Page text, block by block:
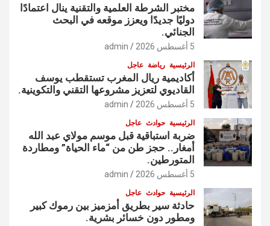
مختبر الشرطة العلمية والتقنية ينال اعتمادًا
دوليًا جديدًا ويعزز موقعه في البحث
الجنائي.
5 أغسطس 2026 admin
الرئيسية رياضة عاجل
أكاديمية ريال المغرب تستقطب يوسف
القاديوي لتعزيز مشروعها التقني والتكوينية.
5 أغسطس 2026 admin
الرئيسية حوادث عاجل
ضربة استباقية قبل موسم مولاي عبد الله
أمغار.. حجز طن من “ماء الحياة” ومطاردة
المتورطين.
5 أغسطس 2026 admin
الرئيسية حوادث عاجل
حادثة سير بطريق أمزميز بين رموك كبير
ومطور دون خسائر بشرية.